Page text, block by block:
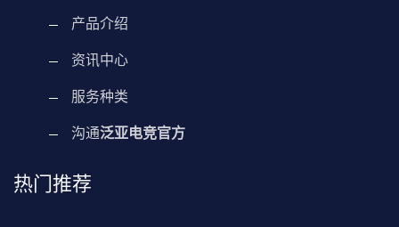
产品介绍
资讯中心
服务种类
沟通泛亚电竞官方
热门推荐